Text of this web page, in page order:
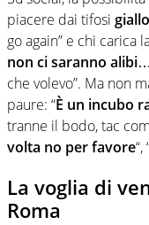
piacere dai tifosi
go again” e chi carica
non ci saranno alibi
che volevo”. Ma non
paure: “È un incubo
tranne il bodo, tac
volta no per favore
La voglia di
Roma